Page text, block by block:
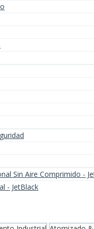
Sin Aire Comprimido -
- JetBlack